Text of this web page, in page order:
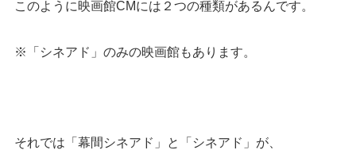
このように映画館CMには２つの種類があるんです。
※「シネアド」のみの映画館もあります。
それでは「幕間シネアド」と「シネアド」が、